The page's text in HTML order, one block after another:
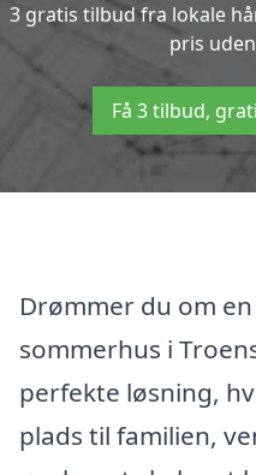
3 gratis tilbud fra lokale
pris
Få 3 tilbud,
Drømmer du om
sommerhus i
perfekte løsning,
plads til familien,